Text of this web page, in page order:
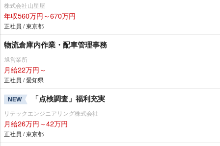
株式会社山星屋
年収560万円～670万円
正社員 / 東京都
物流倉庫内作業・配車管理事務
旭営業所
月給22万円～
正社員 / 愛知県
NEW 「点検調査」福利充実
リテックエンジニアリング株式会社
月給26万円～42万円
正社員 / 東京都